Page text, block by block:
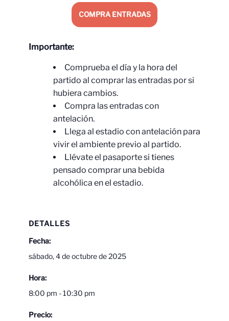
COMPRA ENTRADAS
Importante:
Comprueba el día y la hora del
partido al comprar las entradas por si
hubiera cambios.
Compra las entradas con
antelación.
Llega al estadio con antelación para
vivir el ambiente previo al partido.
Llévate el pasaporte si tienes
pensado comprar una bebida
alcohólica en el estadio.
DETALLES
Fecha:
sábado, 4 de octubre de 2025
Hora:
8:00 pm - 10:30 pm
Precio: